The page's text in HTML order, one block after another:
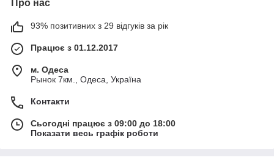
Про нас
93% позитивних з 29 відгуків за рік
Працює з 01.12.2017
м. Одеса
Рынок 7км., Одеса, Україна
Контакти
Сьогодні працює з 09:00 до 18:00
Показати весь графік роботи